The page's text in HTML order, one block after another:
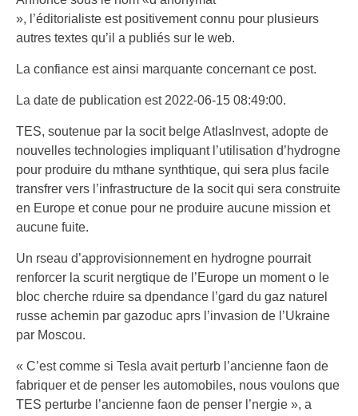
», l’éditorialiste est positivement connu pour plusieurs
autres textes qu’il a publiés sur le web.
La confiance est ainsi marquante concernant ce post.
La date de publication est 2022-06-15 08:49:00.
TES, soutenue par la socit belge AtlasInvest, adopte de
nouvelles technologies impliquant l’utilisation d’hydrogne
pour produire du mthane synthtique, qui sera plus facile
transfrer vers l’infrastructure de la socit qui sera construite
en Europe et conue pour ne produire aucune mission et
aucune fuite.
Un rseau d’approvisionnement en hydrogne pourrait
renforcer la scurit nergtique de l’Europe un moment o le
bloc cherche rduire sa dpendance l’gard du gaz naturel
russe achemin par gazoduc aprs l’invasion de l’Ukraine
par Moscou.
« C’est comme si Tesla avait perturb l’ancienne faon de
fabriquer et de penser les automobiles, nous voulons que
TES perturbe l’ancienne faon de penser l’nergie », a